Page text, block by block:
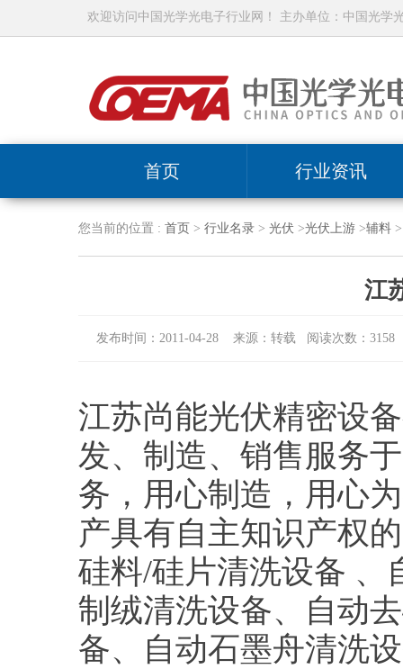
欢迎访问中国光学光电子行业网！ 主办单位：中国光学
首页 行业资讯
您当前的位置 : 首页 > 行业名录> 光伏 >光伏上游>辅料>
江
发布时间：2011-04-28 来源：转载 阅读次数：3158
江苏尚能光伏精密设
发、制造、销售服务
务，用心制造，用心
产具有自主知识产权
硅料/硅片清洗设备 、
制绒清洗设备、自动
备、自动石墨舟清洗